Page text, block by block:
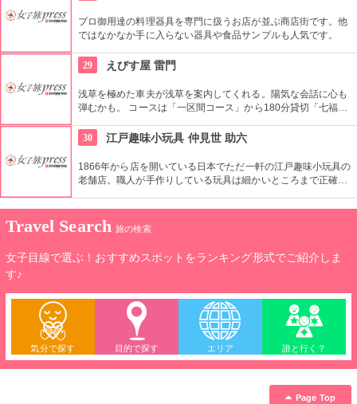
プロ御用達の料理器具を専門に扱うお店が並ぶ商店街です。他
ではなかなか手に入らない器具や食品サンプルも人気です。
29 えびす屋 雷門
浅草を極めた車夫が浅草を案内してくれる。陽気な会話に心も
弾むかも。 コースは「一区間コース」から180分貸切「七福神
好評だとか。
30 江戸趣味小玩具 仲見世 助六
1866年から店を開いている日本でただ一軒の江戸趣味小玩具の
老舗店。職人が手作りしている玩具は細かいところまで正確に
Travel Search 旅の検索
女子目線で選ぶ！おすすめスポットをランキング形式でご紹介しま
す♪
気分で探す 目的で探す エリア 誰と行く？
Page Top